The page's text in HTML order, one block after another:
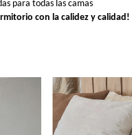
para todas las camas
con la calidez y calidad!